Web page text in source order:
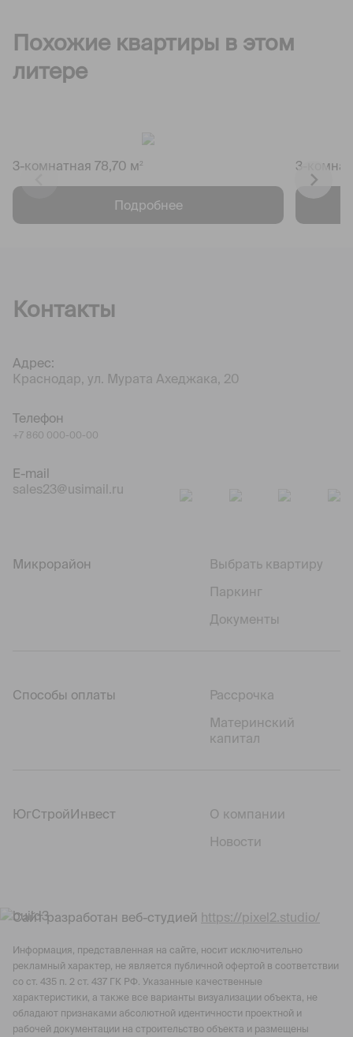
Похожие квартиры в этом
литере
3-комнатная 78,70 м 2
Подробнее
3-
Контакты
Адрес:
Краснодар, ул. Мурата Ахеджака, 20
Телефон
+7 860 000-00-00
E-mail
sales23@usimail.ru
Микрорайон
Выбрать квартиру
Паркинг
Документы
Способы оплаты
Рассрочка
Материнский
капитал
ЮгСтройИнвест
О компании
Новости
Сайт разработан веб-студией https://pixel2.studio/
Информация, представленная на сайте, носит исключительно
рекламный характер, не является публичной офертой в соответствии
со ст. 435 п. 2 ст. 437 ГК РФ. Указанные качественные
характеристики, а также все варианты визуализации объекта, не
обладают признаками абсолютной идентичности проектной и
рабочей документации на строительство объекта и размещены